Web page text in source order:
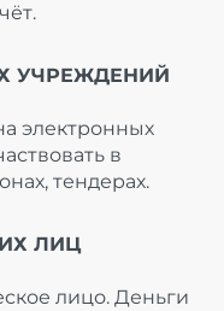
УЧРЕЖДЕНИЙ
электронных
в
тендерах.
ЛИЦ
лицо. Деньги